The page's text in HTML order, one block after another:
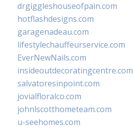
drgiggleshouseofpain.com
hotflashdesigns.com
garagenadeau.com
lifestylechauffeurservice.com
EverNewNails.com
insideoutdecoratingcentre.com
salvatoresinpoint.com
jovialfloralco.com
johnlscotthometeam.com
u-seehomes.com